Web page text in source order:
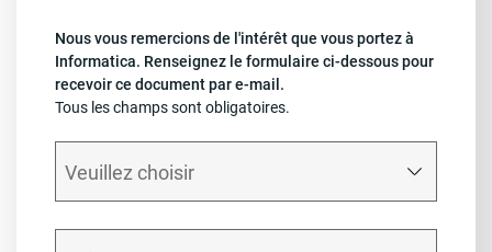
Nous vous remercions de l'intérêt que vous portez à
Informatica. Renseignez le formulaire ci-dessous pour
recevoir ce document par e-mail.
Tous les champs sont obligatoires.